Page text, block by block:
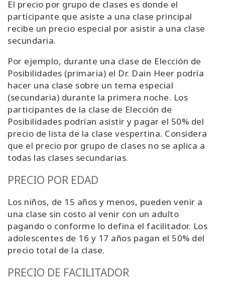
El precio por grupo de clases es donde el
participante que asiste a una clase principal
recibe un precio especial por asistir a una clase
secundaria.
Por ejemplo, durante una clase de Elección de
Posibilidades (primaria) el Dr. Dain Heer podría
hacer una clase sobre un tema especial
(secundaria) durante la primera noche. Los
participantes de la clase de Elección de
Posibilidades podrían asistir y pagar el 50% del
precio de lista de la clase vespertina. Considera
que el precio por grupo de clases no se aplica a
todas las clases secundarias.
PRECIO POR EDAD
Los niños, de 15 años y menos, pueden venir a
una clase sin costo al venir con un adulto
pagando o conforme lo defina el facilitador. Los
adolescentes de 16 y 17 años pagan el 50% del
precio total de la clase.
PRECIO DE FACILITADOR